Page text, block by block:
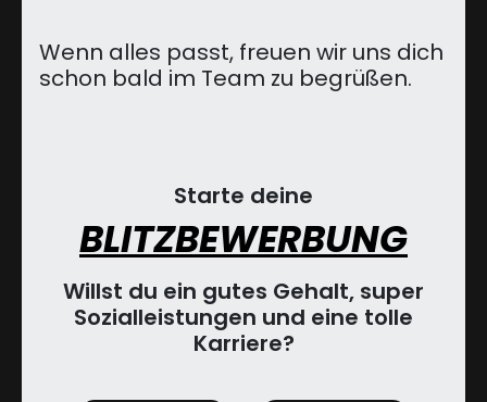
Wenn alles passt, freuen wir uns dich
schon bald im Team zu begrüßen.
Starte deine
BLITZBEWERBUNG
Willst du ein gutes Gehalt, super
Sozialleistungen und eine tolle
Karriere?